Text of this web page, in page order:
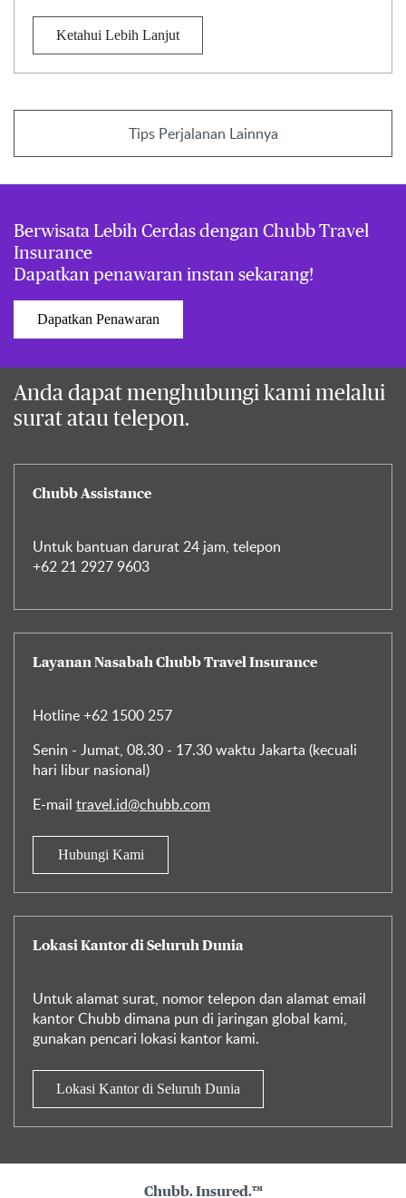
Ketahui Lebih Lanjut
Tips Perjalanan Lainnya
Berwisata Lebih Cerdas dengan Chubb Travel
Insurance
Dapatkan penawaran instan sekarang!
Dapatkan Penawaran
Anda dapat menghubungi kami melalui
surat atau telepon.
Chubb Assistance
Untuk bantuan darurat 24 jam, telepon
+62 21 2927 9603
Layanan Nasabah Chubb Travel Insurance
Hotline+62 1500 257
Senin - Jumat, 08.30 - 17.30 waktu Jakarta (kecuali
hari libur nasional)
E-mail travel.id@chubb.com
Hubungi Kami
Lokasi Kantor di Seluruh Dunia
Untuk alamat surat, nomor telepon dan alamat email
kantor Chubb dimana pun di jaringan global kami,
gunakan pencari lokasi kantor kami.
Lokasi Kantor di Seluruh Dunia
Chubb. Insured.™